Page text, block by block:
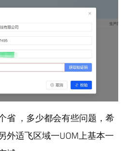
省 ，多少都会有些问题，希
外适飞区域一UOM上基本一